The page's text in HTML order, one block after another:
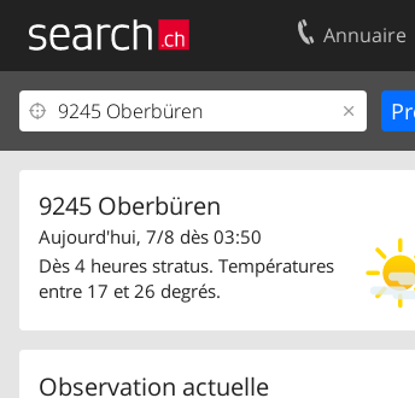
Annuaire
9245 Oberbüren
Aujourd'hui, 7/8 dès 03:50
Dès 4 heures stratus. Températures
entre 17 et 26 degrés.
Observation actuelle
Votre inscription
Centre clients
Mentions Légales